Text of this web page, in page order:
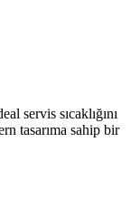
servis sıcaklığını
tasarıma sahip bir